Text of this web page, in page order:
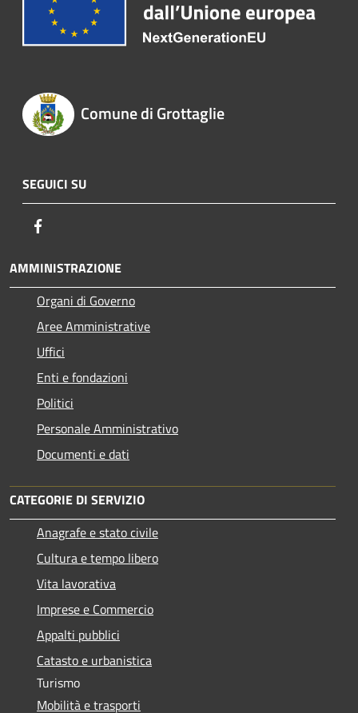
Comune di Grottaglie
SEGUICI SU
AMMINISTRAZIONE
Organi di Governo
Aree Amministrative
Uffici
Enti e fondazioni
Politici
Personale Amministrativo
Documenti e dati
CATEGORIE DI SERVIZIO
Anagrafe e stato civile
Cultura e tempo libero
Vita lavorativa
Imprese e Commercio
Appalti pubblici
Catasto e urbanistica
Turismo
Mobilità e trasporti